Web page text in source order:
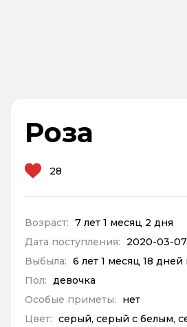
Роза
28
Возраст: 7 лет 1 месяц 2 дня
Дата поступления:
2020-03-07
Выбыла: 6 лет 1 месяц 18 дней
Пол: девочка
Особые приметы:
нет
Цвет: серый, серый с белым,